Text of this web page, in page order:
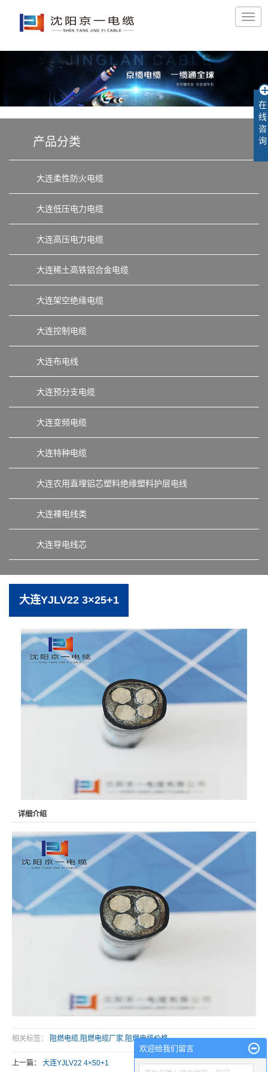
产品分类
大连柔性防火电缆
大连低压电力电缆
大连高压电力电缆
大连稀土高铁铝合金电缆
大连架空绝缘电缆
大连控制电缆
大连布电线
大连预分支电缆
大连变频电缆
大连特种电缆
大连农用直埋铝芯塑料绝缘塑料护层电线
大连裸电线类
大连导电线芯
大连YJLV22 3×25+1
详细介绍
相关标签： 阻燃电缆 阻燃电缆厂家 阻燃电缆价格
上一篇： 大连YJLV22 4×50+1
欢迎给我们留言
在
线
咨
询